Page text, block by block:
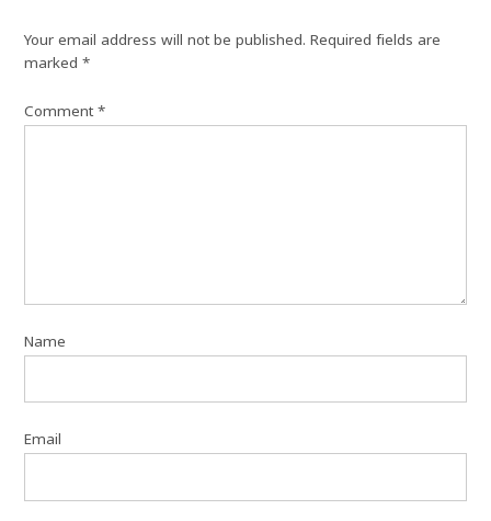
Your email address will not be published. Required fields are
marked*
Comment*
Name
Email